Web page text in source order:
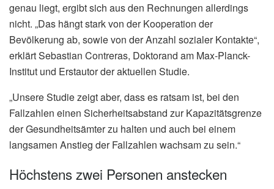
genau liegt, ergibt sich aus den Rechnungen allerdings
nicht. „Das hängt stark von der Kooperation der
Bevölkerung ab, sowie von der Anzahl sozialer Kontakte“,
erklärt Sebastian Contreras, Doktorand am Max-Planck-
Institut und Erstautor der aktuellen Studie.
„Unsere Studie zeigt aber, dass es ratsam ist, bei den
Fallzahlen einen Sicherheitsabstand zur Kapazitätsgrenze
der Gesundheitsämter zu halten und auch bei einem
langsamen Anstieg der Fallzahlen wachsam zu sein.“
Höchstens zwei Personen anstecken